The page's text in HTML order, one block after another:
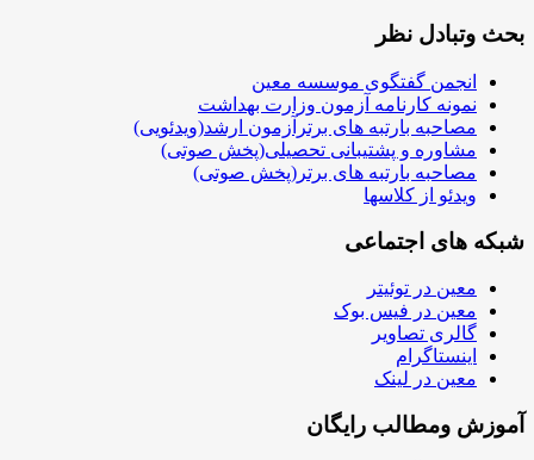
بحث وتبادل نظر
انجمن گفتگوی موسسه معین
نمونه کارنامه آزمون وزارت بهداشت
مصاحبه بارتبه های برترآزمون ارشد(ویدئویی)
مشاوره و پشتیبانی تحصیلی(پخش صوتی)
مصاحبه بارتبه های برتر(پخش صوتی)
ویدئو از کلاسها
شبکه های اجتماعی
معین در توئیتر
معین در فیس بوک
گالری تصاویر
اینستاگرام
معین در لینک
آموزش ومطالب رایگان